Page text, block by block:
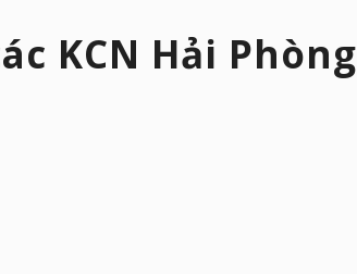
KCN Hải Phòng